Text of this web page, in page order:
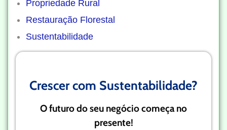
Propriedade Rural
Restauração Florestal
Sustentabilidade
Crescer com Sustentabilidade?
O futuro do seu negócio começa no
presente!